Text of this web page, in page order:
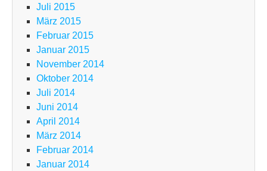
Juli 2015
März 2015
Februar 2015
Januar 2015
November 2014
Oktober 2014
Juli 2014
Juni 2014
April 2014
März 2014
Februar 2014
Januar 2014